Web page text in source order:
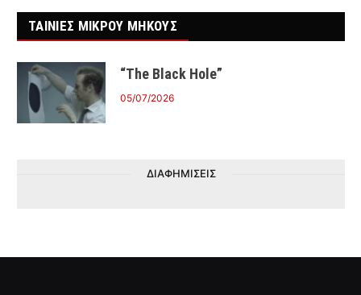
ΤΑΙΝΙΕΣ ΜΙΚΡΟΥ ΜΗΚΟΥΣ
“The Black Hole”
05/07/2026
ΔΙΑΦΗΜΙΣΕΙΣ